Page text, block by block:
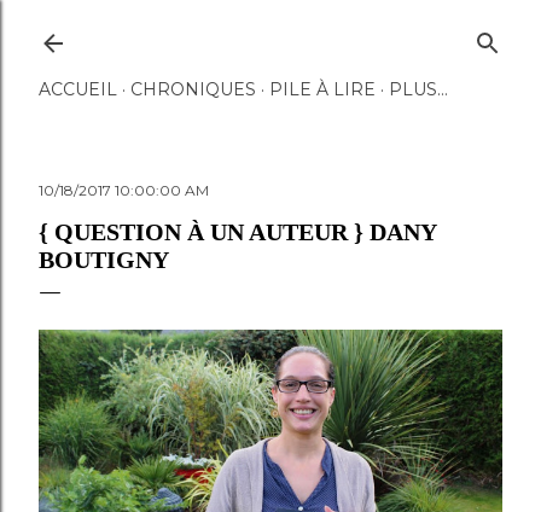
ACCUEIL CHRONIQUES PILE À LIRE PLUS…
10/18/2017 10:00:00 AM
{ QUESTION À UN AUTEUR } DANY
BOUTIGNY